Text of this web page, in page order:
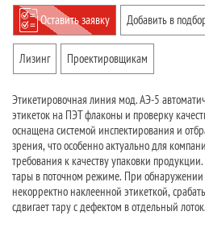
Оставить заявку Добавить в
Лизинг Проектировщикам
Этикетировочная линия мод. АЭ-5
этикеток на ПЭТ флаконы и проверку
оснащена системой инспектирования и
зрения, что особенно актуально для
требования к качеству упаковки
тары в поточном режиме. При обнаружении
некорректно наклеенной этикеткой,
сдвигает тару с дефектом в отдельный лоток.